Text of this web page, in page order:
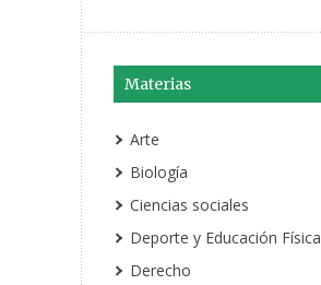
Materias
Arte
Biología
Ciencias sociales
Deporte y Educación Física
Derecho